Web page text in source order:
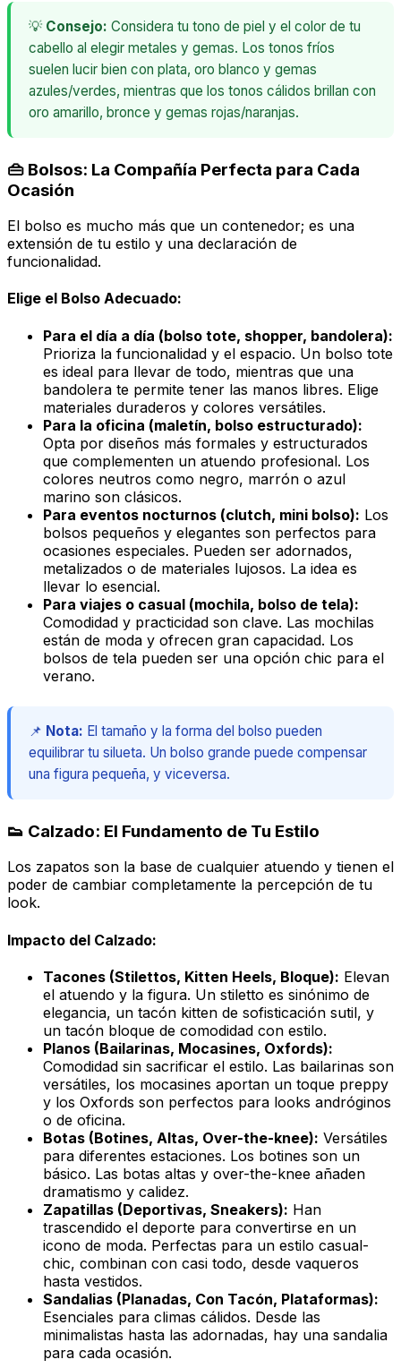
💡 Consejo: Considera tu tono de piel y el color de tu
cabello al elegir metales y gemas. Los tonos fríos
suelen lucir bien con plata, oro blanco y gemas
azules/verdes, mientras que los tonos cálidos brillan con
oro amarillo, bronce y gemas rojas/naranjas.
👜 Bolsos: La Compañía Perfecta para Cada
Ocasión
El bolso es mucho más que un contenedor; es una
extensión de tu estilo y una declaración de
funcionalidad.
Elige el Bolso Adecuado:
Para el día a día (bolso tote, shopper, bandolera):
Prioriza la funcionalidad y el espacio. Un bolso tote
es ideal para llevar de todo, mientras que una
bandolera te permite tener las manos libres. Elige
materiales duraderos y colores versátiles.
Para la oficina (maletín, bolso estructurado):
Opta por diseños más formales y estructurados
que complementen un atuendo profesional. Los
colores neutros como negro, marrón o azul
marino son clásicos.
Para eventos nocturnos (clutch, mini bolso): Los
bolsos pequeños y elegantes son perfectos para
ocasiones especiales. Pueden ser adornados,
metalizados o de materiales lujosos. La idea es
llevar lo esencial.
Para viajes o casual (mochila, bolso de tela):
Comodidad y practicidad son clave. Las mochilas
están de moda y ofrecen gran capacidad. Los
bolsos de tela pueden ser una opción chic para el
verano.
📌 Nota: El tamaño y la forma del bolso pueden
equilibrar tu silueta. Un bolso grande puede compensar
una figura pequeña, y viceversa.
👟 Calzado: El Fundamento de Tu Estilo
Los zapatos son la base de cualquier atuendo y tienen el
poder de cambiar completamente la percepción de tu
look.
Impacto del Calzado:
Tacones (Stilettos, Kitten Heels, Bloque): Elevan
el atuendo y la figura. Un stiletto es sinónimo de
elegancia, un tacón kitten de sofisticación sutil, y
un tacón bloque de comodidad con estilo.
Planos (Bailarinas, Mocasines, Oxfords):
Comodidad sin sacrificar el estilo. Las bailarinas son
versátiles, los mocasines aportan un toque preppy
y los Oxfords son perfectos para looks andróginos
o de oficina.
Botas (Botines, Altas, Over-the-knee): Versátiles
para diferentes estaciones. Los botines son un
básico. Las botas altas y over-the-knee añaden
dramatismo y calidez.
Zapatillas (Deportivas, Sneakers): Han
trascendido el deporte para convertirse en un
icono de moda. Perfectas para un estilo casual-
chic, combinan con casi todo, desde vaqueros
hasta vestidos.
Sandalias (Planadas, Con Tacón, Plataformas):
Esenciales para climas cálidos. Desde las
minimalistas hasta las adornadas, hay una sandalia
para cada ocasión.